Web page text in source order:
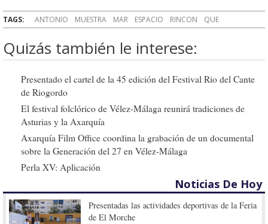
TAGS: ANTONIO MUESTRA MAR ESPACIO RINCON QUE
Quizás también le interese:
Presentado el cartel de la 45 edición del Festival Rio del Cante
de Riogordo
El festival folclórico de Vélez-Málaga reunirá tradiciones de
Asturias y la Axarquía
Axarquía Film Office coordina la grabación de un documental
sobre la Generación del 27 en Vélez-Málaga
Perla XV: Aplicación
Noticias De Hoy
Presentadas las actividades deportivas de la Feria
de El Morche